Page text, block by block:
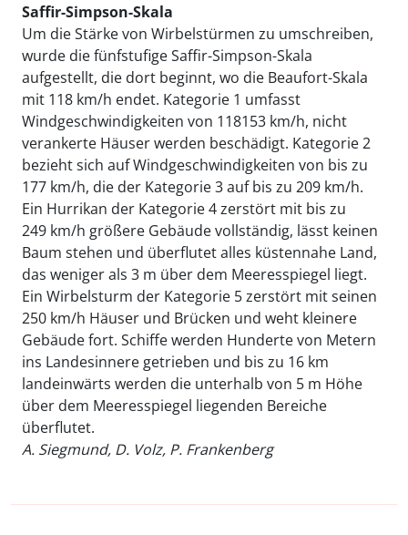
Saffir-Simpson-Skala
Um die Stärke von Wirbelstürmen zu umschreiben,
wurde die fünfstufige Saffir-Simpson-Skala
aufgestellt, die dort beginnt, wo die Beaufort-Skala
mit 118 km/h endet. Kategorie 1 umfasst
Windgeschwindigkeiten von 118153 km/h, nicht
verankerte Häuser werden beschädigt. Kategorie 2
bezieht sich auf Windgeschwindigkeiten von bis zu
177 km/h, die der Kategorie 3 auf bis zu 209 km/h.
Ein Hurrikan der Kategorie 4 zerstört mit bis zu
249 km/h größere Gebäude vollständig, lässt keinen
Baum stehen und überflutet alles küstennahe Land,
das weniger als 3 m über dem Meeresspiegel liegt.
Ein Wirbelsturm der Kategorie 5 zerstört mit seinen
250 km/h Häuser und Brücken und weht kleinere
Gebäude fort. Schiffe werden Hunderte von Metern
ins Landesinnere getrieben und bis zu 16 km
landeinwärts werden die unterhalb von 5 m Höhe
über dem Meeresspiegel liegenden Bereiche
überflutet.
A. Siegmund, D. Volz, P. Frankenberg